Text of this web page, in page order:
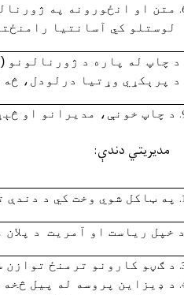
متن او انځورونه په
لوستلو کي آسانتيا
د چاپ له پاره د ژورنالونو (
د پرېکړي وړتيا درلودل،
د چاپ خونې، مديرانو او
مدیریتي دندې:
په ټاکل شوي وخت کي د دندې
د خپل رياست او آمريت د
د ګڼو کارونو ترمنځ توازن
د ډيزاين پروسه له پيل